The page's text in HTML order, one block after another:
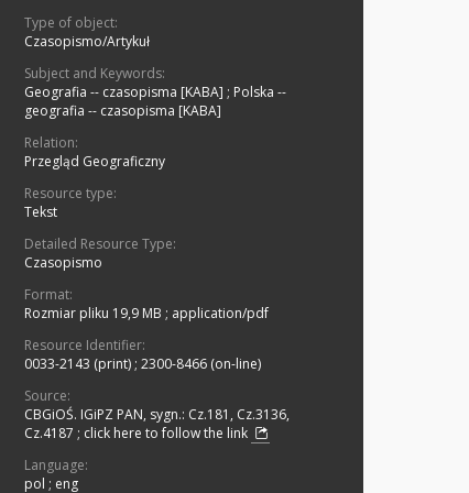
Type of object:
Czasopismo/Artykuł
Subject and Keywords:
Geografia -- czasopisma [KABA] ; Polska --
geografia -- czasopisma [KABA]
Relation:
Przegląd Geograficzny
Resource type:
Tekst
Detailed Resource Type:
Czasopismo
Format:
Rozmiar pliku 19,9 MB ; application/pdf
Resource Identifier:
0033-2143 (print) ; 2300-8466 (on-line)
Source:
CBGiOŚ. IGiPZ PAN, sygn.: Cz.181, Cz.3136,
Cz.4187 ; click here to follow the link
Language:
pol ; eng